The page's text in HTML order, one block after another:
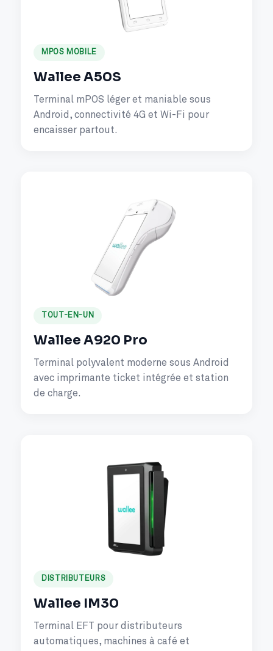
MPOS MOBILE
Wallee A50S
Terminal mPOS léger et maniable sous
Android, connectivité 4G et Wi-Fi pour
encaisser partout.
TOUT-EN-UN
Wallee A920 Pro
Terminal polyvalent moderne sous Android
avec imprimante ticket intégrée et station
de charge.
DISTRIBUTEURS
Wallee IM30
Terminal EFT pour distributeurs
automatiques, machines à café et